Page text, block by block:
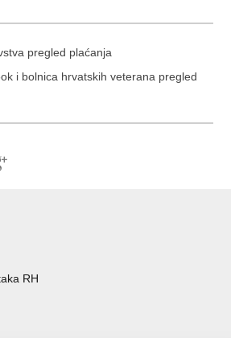
pregled plaćanja
i bolnica hrvatskih veterana pregled
RH